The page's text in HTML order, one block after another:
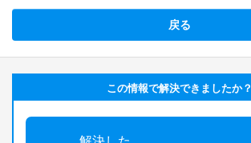
戻る
この情報で解決できましたか？